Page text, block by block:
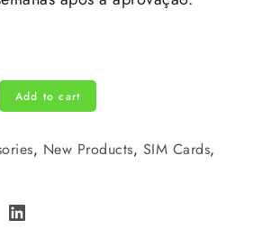
Add to cart
, New Products, SIM Cards,